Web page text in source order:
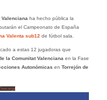
ha hecho pública la
el Campeonato de España
Valenta sub12 de fútbol sala.
a estas 12 jugadoras que
la Comunitat Valenciana en la Fase
Autonómicas en Torrejón de
Descarga